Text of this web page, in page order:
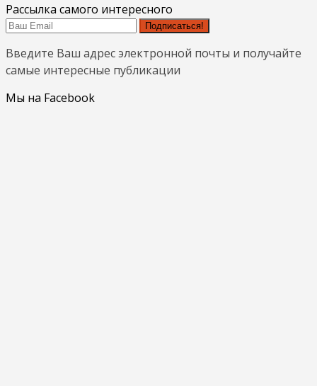
Рассылка самого интересного
Подписаться!
Введите Ваш адрес электронной почты и получайте
самые интересные публикации
Мы на Facebook